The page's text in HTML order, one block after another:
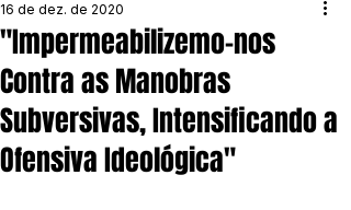
"Impermeabilizemo-nos
Contra as Manobras
Subversivas, Intensificando a
Ofensiva Ideológica"
16 de dez. de 2020